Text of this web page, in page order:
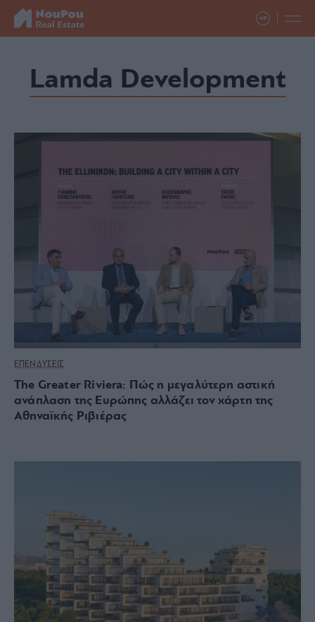
Lamda Development
ΕΠΕΝΔΥΣΕΙΣ
The Greater Riviera: Πώς η μεγαλύτερη αστική
ανάπλαση της Ευρώπης αλλάζει τον χάρτη της
Αθηναϊκής Ριβιέρας